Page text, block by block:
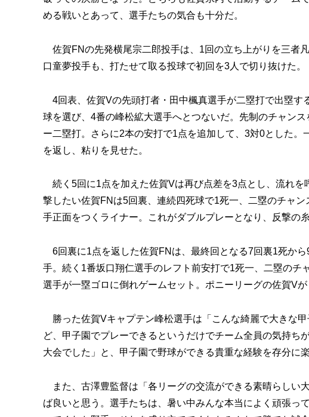
める戦いとあって、選手たちの気合も十分だ。
佐賀FNの先発横尾宗二郎投手は、1回の立ち上がりを三者
口童夢投手も、打たせて取る投球で初回を3人で切り抜けた。
4回表、佐賀Vの先頭打者・田中楓真選手が二塁打で出塁す
球を選び、4番の峰松絋大選手へとつないだ。先制のチャン
ー二塁打。さらに2本の安打で1点を追加して、3対0とした
を返し、粘りを見せた。
続く5回に1点を加えた佐賀Vは再び点差を3点とし、流れ
撃したい佐賀FNは5回裏、連続四死球で1死一、二塁のチャ
手正面をつくライナー。これがダブルプレーとなり、反撃の
6回裏に1点を返した佐賀FNは、最終回となる7回裏1死か
手。続く1番坂口翔仁選手のレフト前安打で1死一、二塁の
選手が一塁ゴロに倒れゲームセット。ポニーリーグの佐賀V
勝った佐賀Vキャプテン峰松選手は「こんな綺麗で大きな
ど、甲子園でプレーできるというだけでチーム全員の気持ち
大会でした」と、甲子園で野球ができる貴重な経験を存分に
また、古澤豊監督は「各リーグの交流ができる素晴らしい
ば良いと思う。選手たちは、暑い中みんな本当によく頑張っ